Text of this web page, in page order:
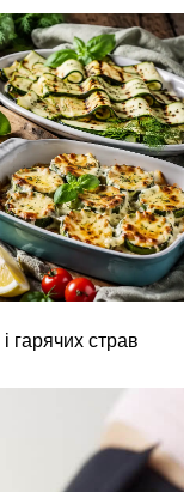
гарячих страв